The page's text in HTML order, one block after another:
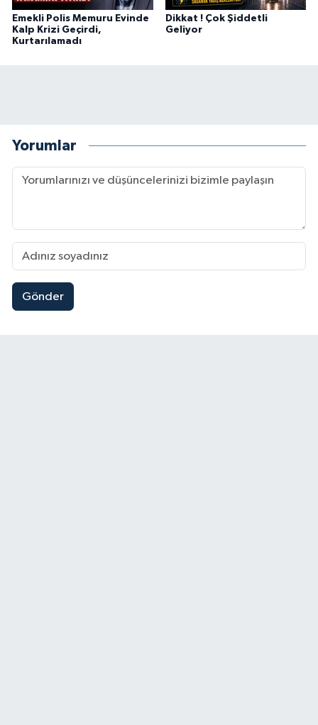
Emekli Polis Memuru Evinde
Kalp Krizi Geçirdi,
Kurtarılamadı
Dikkat ! Çok Şiddetli
Geliyor
Yorumlar
Gönder